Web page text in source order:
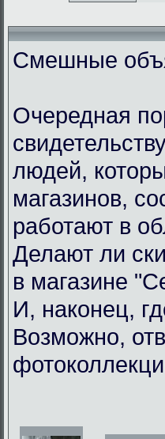
Смешные
Очередная
людей,
магазинов,
работают в
Делают ли
в магазине
И, наконец,
Возможно,